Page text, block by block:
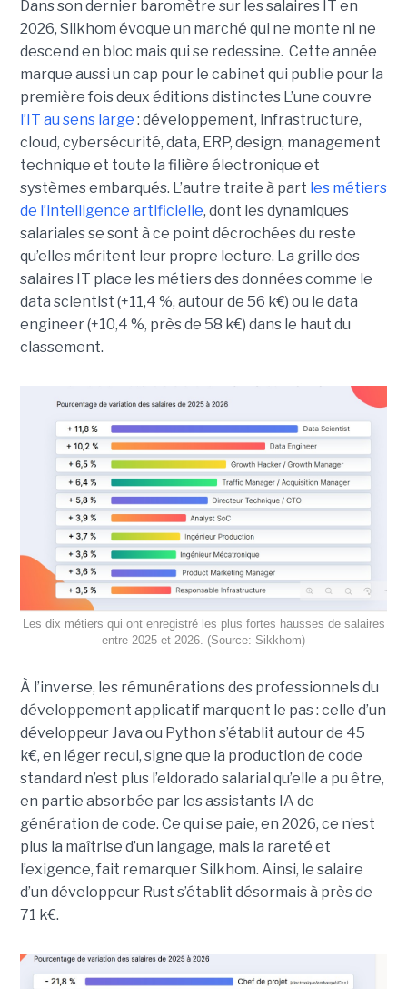
Dans son dernier baromètre sur les salaires IT en
2026, Silkhom évoque un marché qui ne monte ni ne
descend en bloc mais qui se redessine. Cette année
marque aussi un cap pour le cabinet qui publie pour la
première fois deux éditions distinctes L’une couvre
l’IT au sens large : développement, infrastructure,
cloud, cybersécurité, data, ERP, design, management
technique et toute la filière électronique et
systèmes embarqués. L’autre traite à part les métiers
de l’intelligence artificielle, dont les dynamiques
salariales se sont à ce point décrochées du reste
qu’elles méritent leur propre lecture. La grille des
salaires IT place les métiers des données comme le
data scientist (+11,4 %, autour de 56 k€) ou le data
engineer (+10,4 %, près de 58 k€) dans le haut du
classement.
Les dix métiers qui ont enregistré les plus fortes hausses de salaires
entre 2025 et 2026. (Source: Sikkhom)
À l’inverse, les rémunérations des professionnels du
développement applicatif marquent le pas : celle d’un
développeur Java ou Python s’établit autour de 45
k€, en léger recul, signe que la production de code
standard n’est plus l’eldorado salarial qu’elle a pu être,
en partie absorbée par les assistants IA de
génération de code. Ce qui se paie, en 2026, ce n’est
plus la maîtrise d’un langage, mais la rareté et
l’exigence, fait remarquer Silkhom. Ainsi, le salaire
d’un développeur Rust s’établit désormais à près de
71 k€.